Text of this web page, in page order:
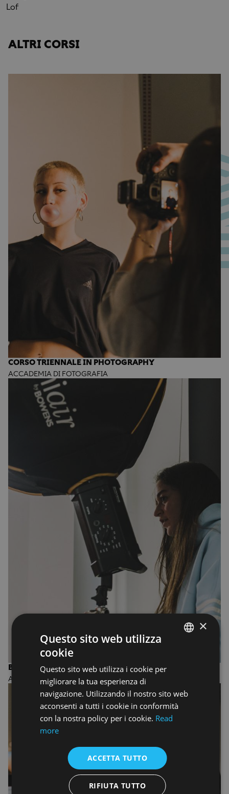
Lof
ALTRI CORSI
CORSO TRIENNALE IN PHOTOGRAPHY
ACCADEMIA DI FOTOGRAFIA
BIENNIO IN PHOTOGRAPHY
ACCADEMIA DI FOTOGRAFIA
×
Questo sito web utilizza
cookie
Questo sito web utilizza i cookie per
migliorare la tua esperienza di
navigazione. Utilizzando il nostro sito web
acconsenti a tutti i cookie in conformità
con la nostra policy per i cookie. Read
more
ACCETTA TUTTO
RIFIUTA TUTTO